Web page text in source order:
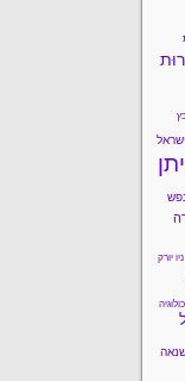
ישראל
ניו יורק